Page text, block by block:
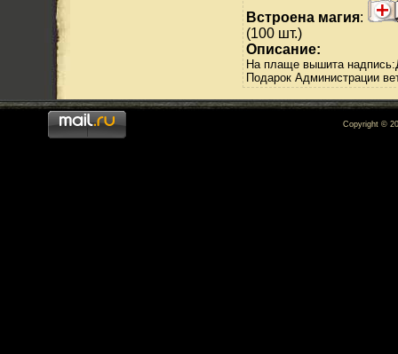
Встроена магия:
(100 шт.)
Описание:
На плаще вышита
Подарок Администрации
Copyright ©